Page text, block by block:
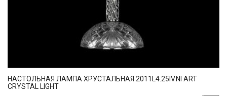
НАСТОЛЬНАЯ ЛАМПА ХРУСТАЛЬНАЯ 2011L4.25IV.NI ART
CRYSTAL LIGHT